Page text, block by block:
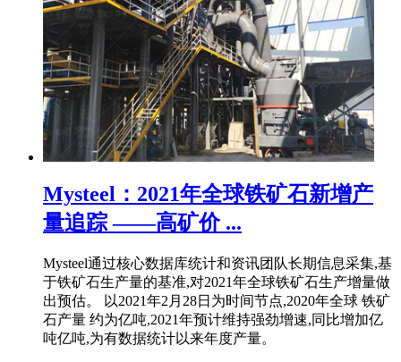
Mysteel：2021年全球铁矿石新增产
量追踪 ——高矿价 ...
Mysteel通过核心数据库统计和资讯团队长期信息采集,基
于铁矿石生产量的基准,对2021年全球铁矿石生产增量做
出预估。 以2021年2月28日为时间节点,2020年全球 铁矿
石产量 约为亿吨,2021年预计维持强劲增速,同比增加亿
吨亿吨,为有数据统计以来年度产量。